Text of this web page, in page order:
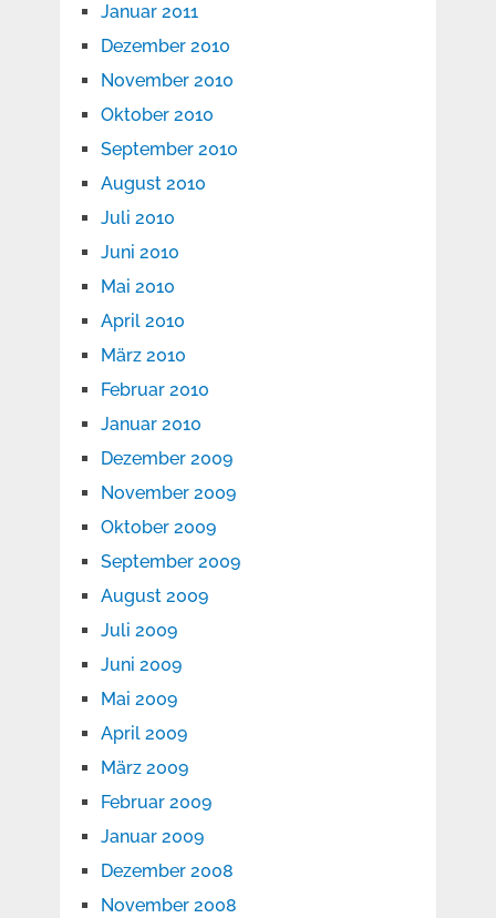
Januar 2011
Dezember 2010
November 2010
Oktober 2010
September 2010
August 2010
Juli 2010
Juni 2010
Mai 2010
April 2010
März 2010
Februar 2010
Januar 2010
Dezember 2009
November 2009
Oktober 2009
September 2009
August 2009
Juli 2009
Juni 2009
Mai 2009
April 2009
März 2009
Februar 2009
Januar 2009
Dezember 2008
November 2008